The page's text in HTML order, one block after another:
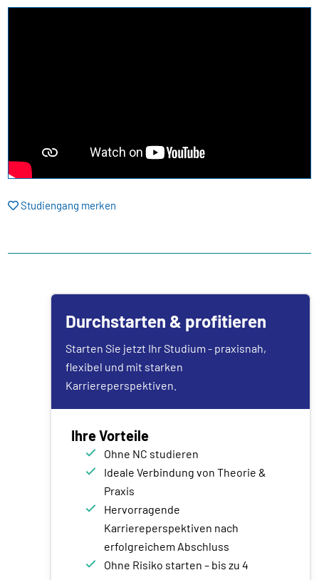
Studiengang merken
Durchstarten & profitieren
Starten Sie jetzt Ihr Studium - praxisnah,
flexibel und mit starken
Karriereperspektiven.
Ihre Vorteile
Ohne NC studieren
Ideale Verbindung von Theorie &
Praxis
Hervorragende
Karriereperspektiven nach
erfolgreichem Abschluss
Ohne Risiko starten – bis zu 4